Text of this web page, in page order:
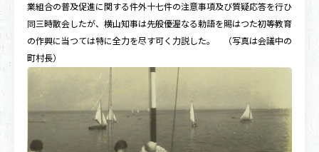
業組合の普及促進に関する件外十七件の注意事項及び質疑応答を行ひ
同三時散会したが、横山知事は先般優渥なる勅語を賜はつた初等教育
の作興に当つては特に全力を尽す可く力説した。 （写真は会議中の
町村長）